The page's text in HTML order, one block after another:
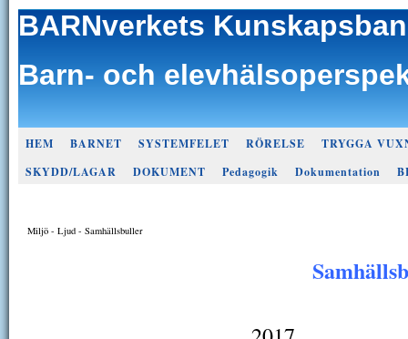
BARNverkets
Barn- och
HEM BARNET SYSTEMFELET RÖRELSE
TRYGGA
SKYDD/LAGAR
DOKUMENT Pedagogik Dokumentation
Miljö - Ljud - Samhällsbuller